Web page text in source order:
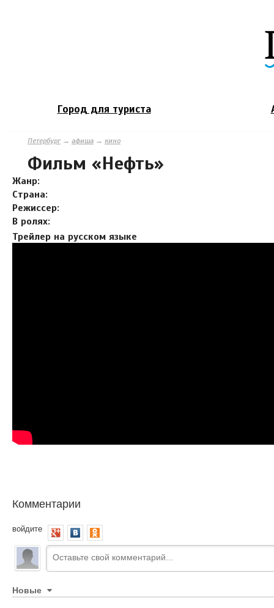
Город для туриста
Петербург→ афиша → кино
Фильм «Нефть»
Жанр:
Страна:
Режиссер:
В ролях:
Трейлер на русском языке
Комментарии
войдите
Новые